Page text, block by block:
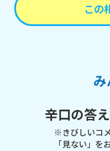
この
辛口の答え
※きびしいコ
「見ない」を